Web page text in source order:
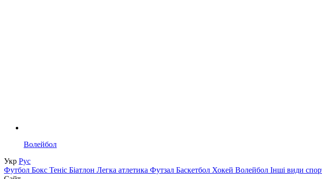
Волейбол
Укр Рус
Футбол Бокс Теніс Біатлон Легка атлетика Футзал Баскетбол Хокей Волейбол Інші види